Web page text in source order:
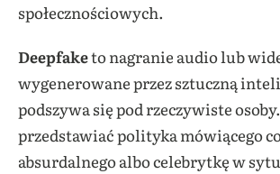
społecznościowych.
Deepfaketo nagranie audio lub
wygenerowane przez sztuczną
podszywa się pod rzeczywiste
przedstawiać polityka mówiącego
absurdalnego albo celebrytkę w